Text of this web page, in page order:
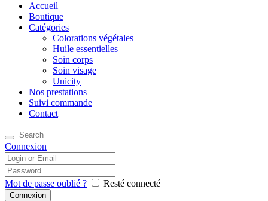
Accueil
Boutique
Catégories
Colorations végétales
Huile essentielles
Soin corps
Soin visage
Unicity
Nos prestations
Suivi commande
Contact
Connexion
Mot de passe oublié ? Resté connecté